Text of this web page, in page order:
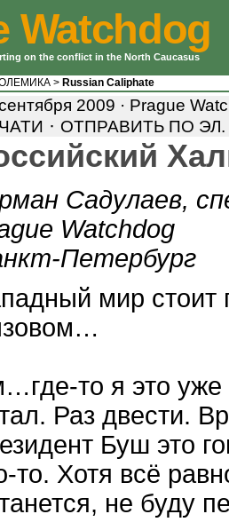
Watchdog
on the conflict in the North Caucasus
> Russian Caliphate
2009 · Prague
· ОТПРАВИТЬ ПО
Садулаев,
Watchdog
Петербург
мир стоит
то я это
Раз двести.
Буш это
то. Хотя всё
не буду